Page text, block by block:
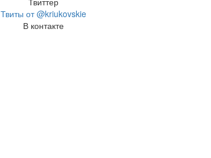
Твиты от @kriukovskie
В контакте